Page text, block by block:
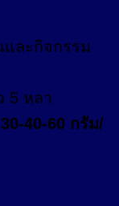
ละกิจกรรม
5 หลา
40-60 กรัม/